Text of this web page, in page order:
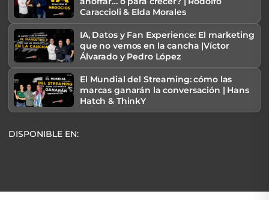
Caraccioli & Elda Morales
IA, Datos y Fan Experience: El marketing
que no vemos en la cancha |Víctor
Álvarado y Pedro López
El Mundial del Streaming: cómo las
marcas ganarán la conversación | Hans
Hatch & ThinkY
DISPONIBLE EN: